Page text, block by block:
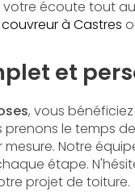
écoute tout
couvreur à Castres
et
, vous
prenons le temps
Notre
étape.
projet de toiture.